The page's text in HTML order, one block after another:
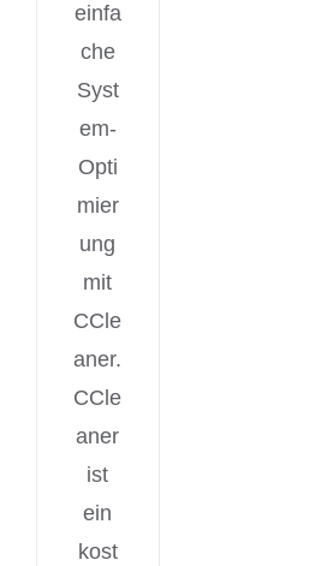
einfa
che
Syst
em-
Opti
mier
ung
mit
CCle
aner.
CCle
aner
ist
ein
kost